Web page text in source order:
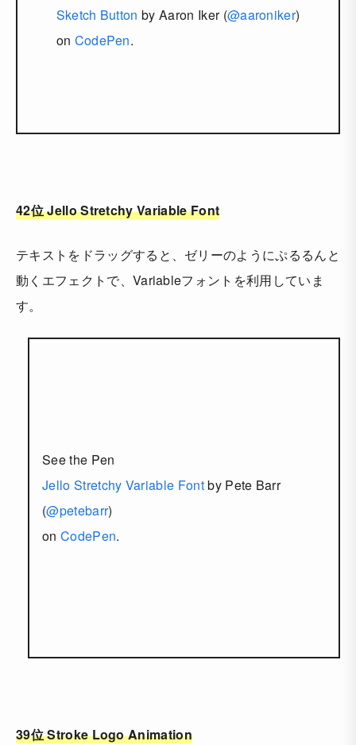
Sketch Button by Aaron Iker (@aaroniker)
on CodePen.
42位 Jello Stretchy Variable Font
テキストをドラッグすると、ゼリーのようにぷるるんと
動くエフェクトで、Variableフォントを利用していま
す。
See the Pen
Jello Stretchy Variable Fontby Pete Barr
(@petebarr)
on CodePen.
39位 Stroke Logo Animation